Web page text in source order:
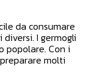
da consumare
I germogli
popolare. Con i
molti